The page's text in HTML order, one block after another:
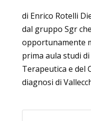
di Enrico Rotelli
dal gruppo Sgr
opportunamente
prima aula studi
Terapeutica e del
diagnosi di